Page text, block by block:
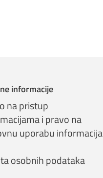
informacije
na pristup
i pravo na
uporabu informacija
osobnih podataka